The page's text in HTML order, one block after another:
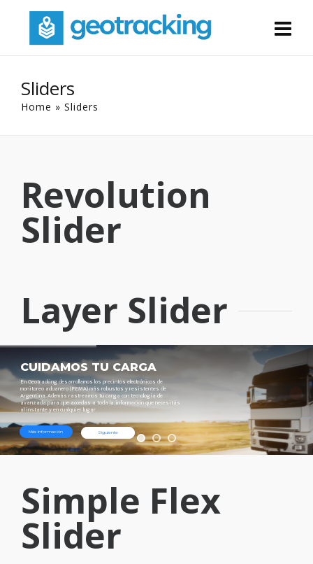
Sliders
Home » Sliders
Revolution
Slider
Layer Slider
Más información Siguiente
EnGeotrackingdesarrollamos los precintos electrónicos de
monitoreo aduanero(PEMA)más robustos yresistentes de
Argentina.Además rastreamostucargacontecnología de
avanzadapara que accedasatoda la informaciónquenecesitás
alinstanteyencualquierlugar
CUIDAMOS TU CARGA
Simple Flex
SliderOptional slider caption.